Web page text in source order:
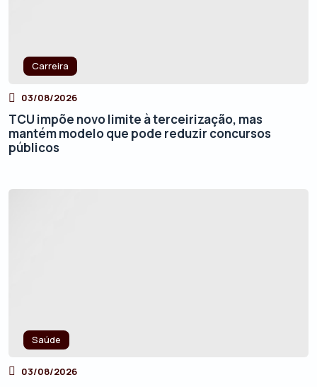
Carreira
03/08/2026
TCU impõe novo limite à terceirização, mas
mantém modelo que pode reduzir concursos
públicos
Saúde
03/08/2026